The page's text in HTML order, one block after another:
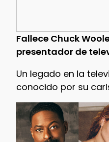
Fallece Chuck
presentador de
Un legado en la
conocido por su